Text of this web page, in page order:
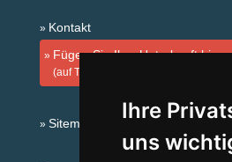
Ihre
uns
Kontakt
Fügen Sie Ihre Unterkunft hinzu
(auf Tschechisch)
Sitemap